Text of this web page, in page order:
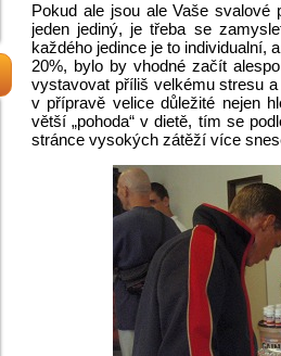
Pokud ale jsou ale Vaše
jeden jediný, je třeba se
každého jedince je to individualní,
20%, bylo by vhodné začít
vystavovat příliš velkému stresu
v přípravě velice důležité nejen
větší „pohoda“ v dietě, tím se
stránce vysokých zátěží více